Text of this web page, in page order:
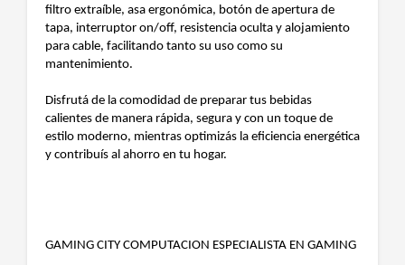
filtro extraíble, asa ergonómica, botón de apertura de
tapa, interruptor on/off, resistencia oculta y alojamiento
para cable, facilitando tanto su uso como su
mantenimiento.
Disfrutá de la comodidad de preparar tus bebidas
calientes de manera rápida, segura y con un toque de
estilo moderno, mientras optimizás la eficiencia energética
y contribuís al ahorro en tu hogar.
GAMING CITY COMPUTACION ESPECIALISTA EN GAMING